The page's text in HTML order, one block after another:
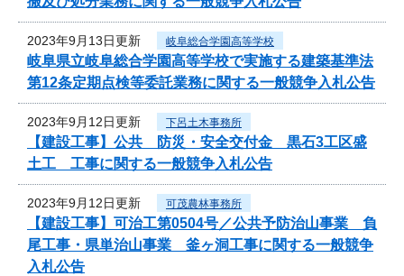
2023年9月13日更新 岐阜総合学園高等学校
岐阜県立岐阜総合学園高等学校で実施する建築基準法
第12条定期点検等委託業務に関する一般競争入札公告
2023年9月12日更新 下呂土木事務所
【建設工事】公共 防災・安全交付金 黒石3工区盛
土工 工事に関する一般競争入札公告
2023年9月12日更新 可茂農林事務所
【建設工事】可治工第0504号／公共予防治山事業 負
尾工事・県単治山事業 釜ヶ洞工事に関する一般競争
入札公告